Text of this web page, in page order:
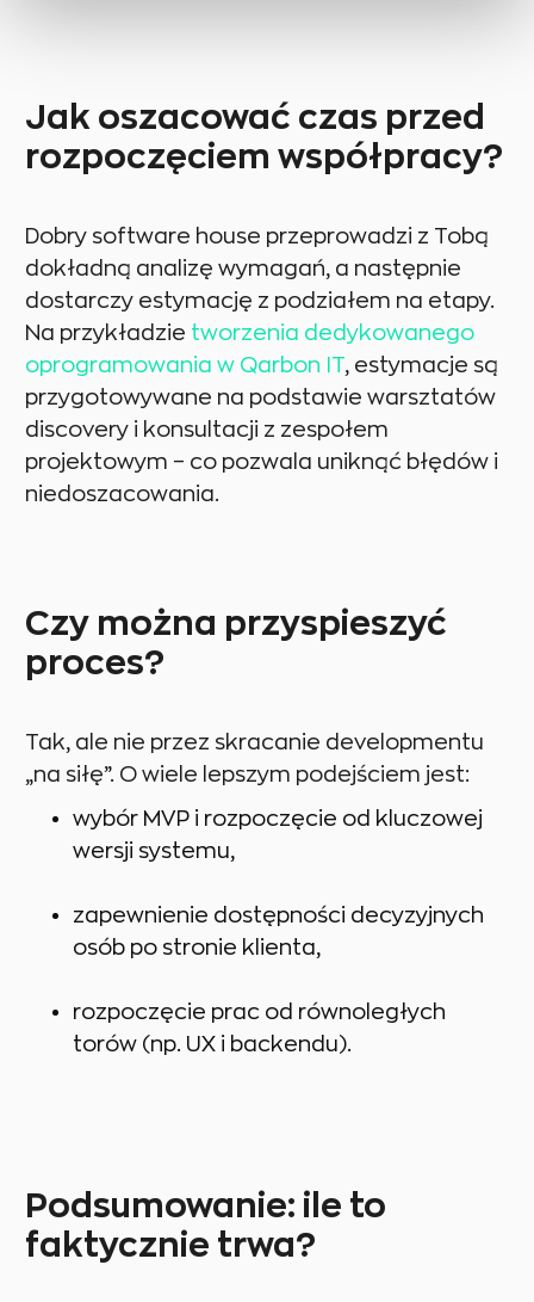
Jak oszacować czas przed
rozpoczęciem współpracy?
Dobry software house przeprowadzi z Tobą
dokładną analizę wymagań, a następnie
dostarczy estymację z podziałem na etapy.
Na przykładzie tworzenia dedykowanego
oprogramowania w Qarbon IT, estymacje są
przygotowywane na podstawie warsztatów
discovery i konsultacji z zespołem
projektowym – co pozwala uniknąć błędów i
niedoszacowania.
Czy można przyspieszyć
proces?
Tak, ale nie przez skracanie developmentu
„na siłę”. O wiele lepszym podejściem jest:
wybór MVP i rozpoczęcie od kluczowej
wersji systemu,
zapewnienie dostępności decyzyjnych
osób po stronie klienta,
rozpoczęcie prac od równoległych
torów (np. UX i backendu).
Podsumowanie: ile to
faktycznie trwa?